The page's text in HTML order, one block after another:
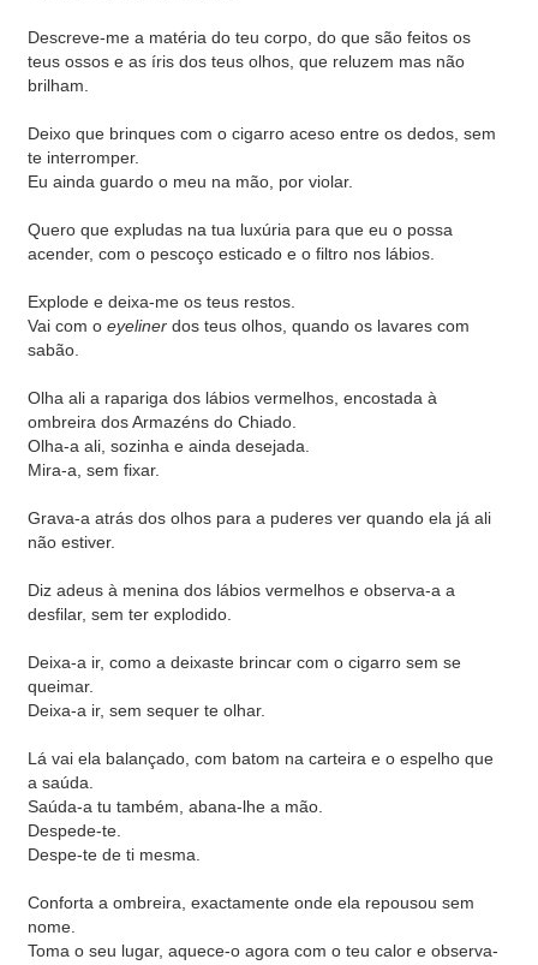
Descreve-me a matéria do teu corpo, do que são feitos os
teus ossos e as íris dos teus olhos, que reluzem mas não
brilham.
Deixo que brinques com o cigarro aceso entre os dedos, sem
te interromper.
Eu ainda guardo o meu na mão, por violar.
Quero que expludas na tua luxúria para que eu o possa
acender, com o pescoço esticado e o filtro nos lábios.
Explode e deixa-me os teus restos.
Vai com o eyeliner dos teus olhos, quando os lavares com
sabão.
Olha ali a rapariga dos lábios vermelhos, encostada à
ombreira dos Armazéns do Chiado.
Olha-a ali, sozinha e ainda desejada.
Mira-a, sem fixar.
Grava-a atrás dos olhos para a puderes ver quando ela já ali
não estiver.
Diz adeus à menina dos lábios vermelhos e observa-a a
desfilar, sem ter explodido.
Deixa-a ir, como a deixaste brincar com o cigarro sem se
queimar.
Deixa-a ir, sem sequer te olhar.
Lá vai ela balançado, com batom na carteira e o espelho que
a saúda.
Saúda-a tu também, abana-lhe a mão.
Despede-te.
Despe-te de ti mesma.
Conforta a ombreira, exactamente onde ela repousou sem
nome.
Toma o seu lugar, aquece-o agora com o teu calor e observa-